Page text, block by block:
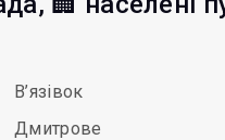
В’язівок
Дмитрове